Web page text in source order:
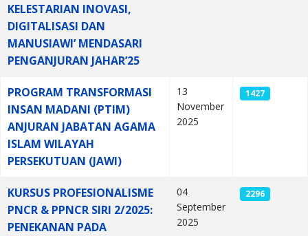
KELESTARIAN INOVASI,
DIGITALISASI DAN
MANUSIAWI’ MENDASARI
PENGANJURAN JAHAR’25
PROGRAM TRANSFORMASI
INSAN MADANI (PTIM)
ANJURAN JABATAN AGAMA
ISLAM WILAYAH
PERSEKUTUAN (JAWI)
13
November
2025
1427
KURSUS PROFESIONALISME
PNCR & PPNCR SIRI 2/2025:
PENEKANAN PADA
04
September
2025
2296